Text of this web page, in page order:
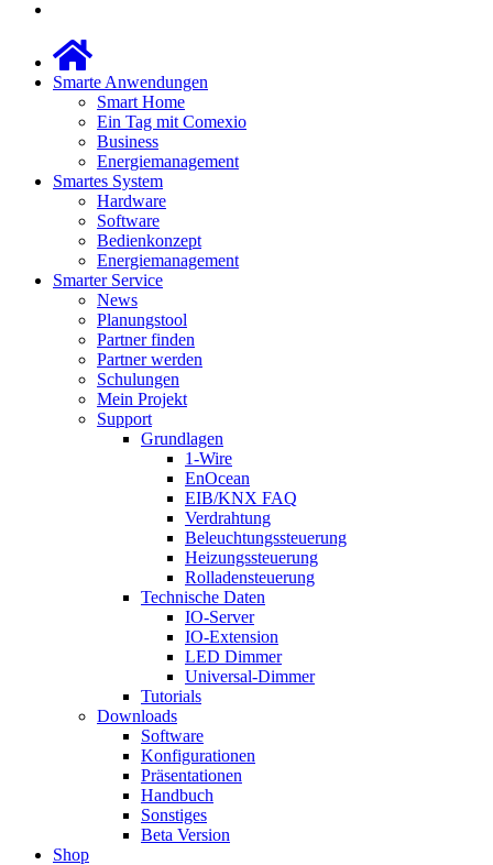
Smarte Anwendungen
Smart Home
Ein Tag mit Comexio
Business
Energiemanagement
Smartes System
Hardware
Software
Bedienkonzept
Energiemanagement
Smarter Service
News
Planungstool
Partner finden
Partner werden
Schulungen
Mein Projekt
Support
Grundlagen
1-Wire
EnOcean
EIB/KNX FAQ
Verdrahtung
Beleuchtungssteuerung
Heizungssteuerung
Rolladensteuerung
Technische Daten
IO-Server
IO-Extension
LED Dimmer
Universal-Dimmer
Tutorials
Downloads
Software
Konfigurationen
Präsentationen
Handbuch
Sonstiges
Beta Version
Shop